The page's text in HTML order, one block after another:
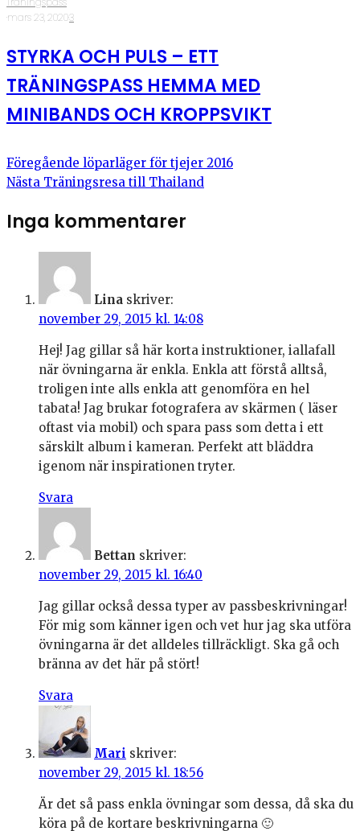
·mars 23, 2020·3
STYRKA OCH PULS – ETT
TRÄNINGSPASS HEMMA MED
MINIBANDS OCH KROPPSVIKT
Föregående löparläger för tjejer 2016
Nästa Träningsresa till Thailand
Inga kommentarer
Lina skriver:
november 29, 2015 kl. 14:08
Hej! Jag gillar så här korta instruktioner, iallafall
när övningarna är enkla. Enkla att förstå alltså,
troligen inte alls enkla att genomföra en hel
tabata! Jag brukar fotografera av skärmen ( läser
oftast via mobil) och spara pass som detta i ett
särskilt album i kameran. Perfekt att bläddra
igenom när inspirationen tryter.
Svara
Bettan skriver:
november 29, 2015 kl. 16:40
Jag gillar också dessa typer av passbeskrivningar!
För mig som känner igen och vet hur jag ska utföra
övningarna är det alldeles tillräckligt. Ska gå och
bränna av det här på stört!
Svara
Mari skriver:
november 29, 2015 kl. 18:56
Är det så pass enkla övningar som dessa, då ska du
köra på de kortare beskrivningarna 🙂